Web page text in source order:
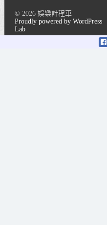
© 2026 娛樂計程車
Proudly powered by WordPress
Lab